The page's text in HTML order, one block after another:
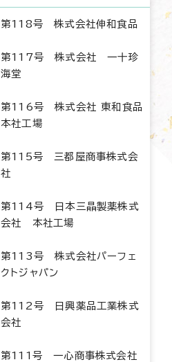
第118号 株式会社伸和食品
第117号 株式会社 一十珍
海堂
第116号 株式会社 東和食品
本社工場
第115号 三都屋商事株式会
社
第114号 日本三晶製薬株式
会社 本社工場
第113号 株式会社パーフェ
クトジャパン
第112号 日興薬品工業株式
会社
第111号 一心商事株式会社